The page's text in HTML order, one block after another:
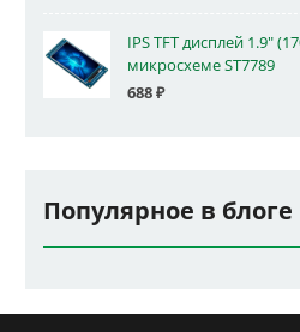
IPS TFT дисплей 1.9"
микросхеме ST7789
688₽
Популярное в блоге